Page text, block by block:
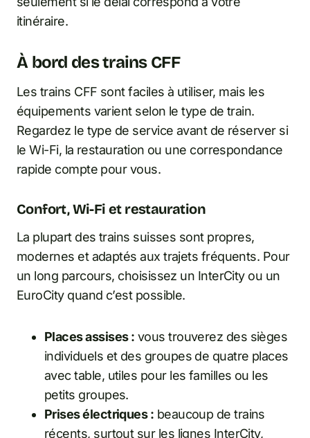
itinéraire.
À bord des trains CFF
Les trains CFF sont faciles à utiliser, mais les
équipements varient selon le type de train.
Regardez le type de service avant de réserver si
le Wi-Fi, la restauration ou une correspondance
rapide compte pour vous.
Confort, Wi-Fi et restauration
La plupart des trains suisses sont propres,
modernes et adaptés aux trajets fréquents. Pour
un long parcours, choisissez un InterCity ou un
EuroCity quand c’est possible.
Places assises : vous trouverez des sièges
individuels et des groupes de quatre places
avec table, utiles pour les familles ou les
petits groupes.
Prises électriques : beaucoup de trains
récents, surtout sur les lignes InterCity,